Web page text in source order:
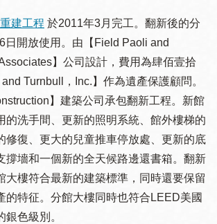
建工程 於2011年3月完工。翻新後的分
日開放使用。由【Field Paoli and
】公司設計，費用為肆佰壹拾
Turnbull，Inc.】作為遺產保護顧問。
】建築公司承包翻新工程。新館
的洗手間、更新的照明系統、館外樓梯的
修復、更大的兒童推車停放處、更新的底
撐墻和一個新的全天候路邊還書箱。翻新
大樓符合最新的建築標準，同時還要保留
的特征。分館大樓同時也符合LEED美國
色級別。